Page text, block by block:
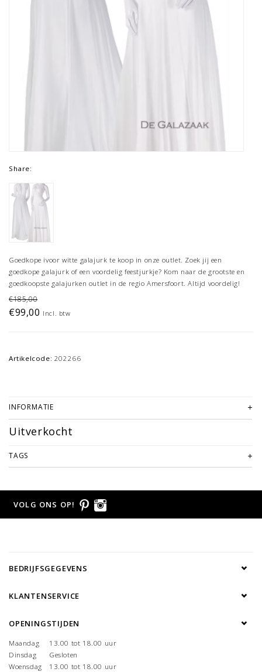
Share:
Goedkope ivoor witte galajurk te koop in onze outlet. Zoek jij een
goedkope galajurk of een voordelig feestjurkje? Kom naar de grootste en
goedkoopste galajurken outlet in de regio Amersfoort. Altijd voordelig!
€185,00
€99,00 Incl. btw
Artikelcode: 202266
INFORMATIE
Uitverkocht
TAGS
VOLG ONS OP!
BEDRIJFSGEGEVENS
KLANTENSERVICE
OPENINGSTIJDEN
Maandag
13.00 tot 18.00 uur
Dinsdag
Gesloten
Woensdag
13.00 tot 18.00 uur